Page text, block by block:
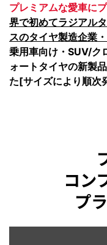
プレミアムな愛車に
界で初めてラジアル
スのタイヤ製造企業
乗用車向け・SUV/ク
ォートタイヤの新製
た[サイズにより順次
コン
プ